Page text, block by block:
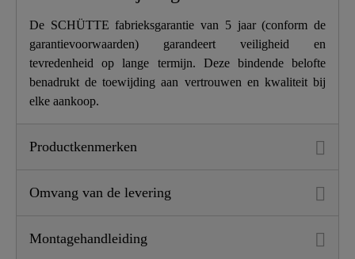
De SCHÜTTE fabrieksgarantie van 5 jaar (conform de
garantievoorwaarden) garandeert veiligheid en
tevredenheid op lange termijn. Deze bindende belofte
benadrukt de toewijding aan vertrouwen en kwaliteit bij
elke aankoop.
Productkenmerken
Omvang van de levering
Montagehandleiding